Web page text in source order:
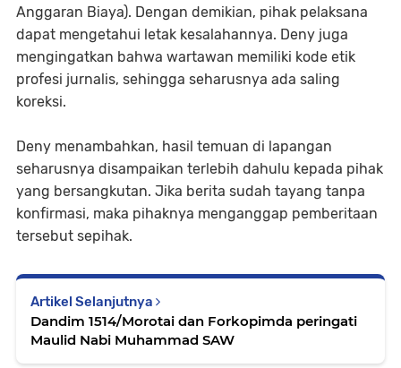
Anggaran Biaya). Dengan demikian, pihak pelaksana
dapat mengetahui letak kesalahannya. Deny juga
mengingatkan bahwa wartawan memiliki kode etik
profesi jurnalis, sehingga seharusnya ada saling
koreksi.
Deny menambahkan, hasil temuan di lapangan
seharusnya disampaikan terlebih dahulu kepada pihak
yang bersangkutan. Jika berita sudah tayang tanpa
konfirmasi, maka pihaknya menganggap pemberitaan
tersebut sepihak.
Artikel Selanjutnya
Dandim 1514/Morotai dan Forkopimda peringati
Maulid Nabi Muhammad SAW